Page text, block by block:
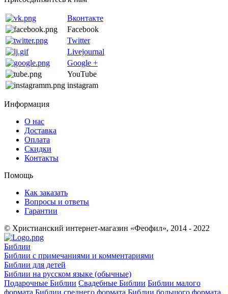
Вконтакте
Facebook
Twitter
Livejournal
Google +
YouTube
instagram
Информация
О нас
Доставка
Оплата
Скидки
Контакты
Помощь
Как заказать
Вопросы и ответы
Гарантии
© Христианский интернет-магазин «Феофил», 2014 - 2022
Библии
Библии с примечаниями и комментариями
Библии для детей
Библии на русском языке (обычные)
Подарочные Библии Свадебные Библии Библии малого